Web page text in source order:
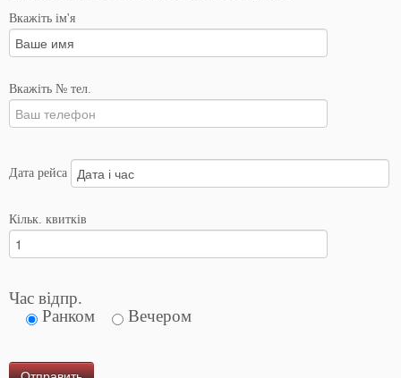
Вкажіть ім'я
Вкажіть № тел.
Дата рейса
Кільк. квитків
Час відпр.
Ранком
Вечером